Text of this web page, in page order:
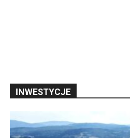
INWESTYCJE